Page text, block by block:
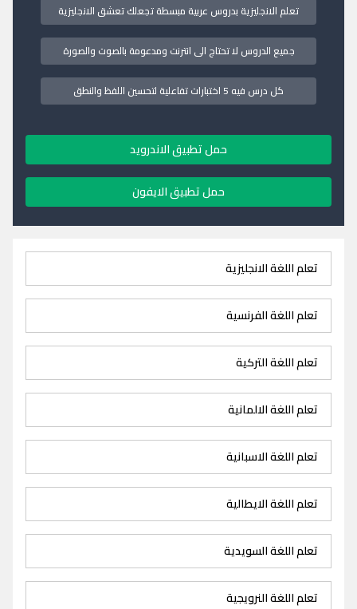
تعلم الانجليزية بدروس عربية مبسطة تجعلك تعشق الانجليزية
جميع الدروس لا تحتاج الى انترنت ومدعومة بالصوت والصورة
كل درس فيه 5 اختبارات تفاعلية لتحسين اللفظ والنطق
حمل تطبيق الاندرويد
حمل تطبيق الايفون
تعلم اللغة الانجليزية
تعلم اللغة الفرنسية
تعلم اللغة التركية
تعلم اللغة الالمانية
تعلم اللغة الاسبانية
تعلم اللغة الايطالية
تعلم اللغة السويدية
تعلم اللغة النرويجية